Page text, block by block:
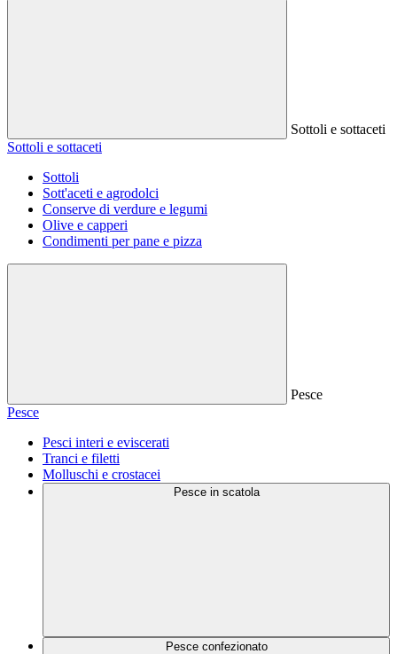
Sottoli e sottaceti
Sottoli e sottaceti
Sottoli
Sott'aceti e agrodolci
Conserve di verdure e legumi
Olive e capperi
Condimenti per pane e pizza
Pesce
Pesce
Pesci interi e eviscerati
Tranci e filetti
Molluschi e crostacei
Pesce in scatola
Pesce confezionato